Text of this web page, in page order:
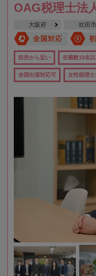
OAG税理士法
大阪府 吹田市
全国対応
役所から近い 在籍数10名以
全国出張対応可 女性税理士